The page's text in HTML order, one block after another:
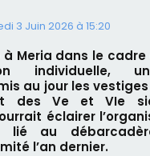
3 Juin 2026 à 15:20
à Meria dans le cadre
individuelle,
au jour les
des Ve et VIe
éclairer
lié au
l’an dernier.